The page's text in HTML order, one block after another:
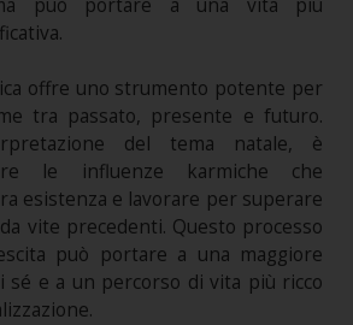
può portare a una vita più
offre uno strumento potente per
tra passato, presente e futuro.
del tema natale, è
le influenze karmiche che
esistenza e lavorare per superare
vite precedenti. Questo processo
può portare a una maggiore
sé e a un percorso di vita più ricco